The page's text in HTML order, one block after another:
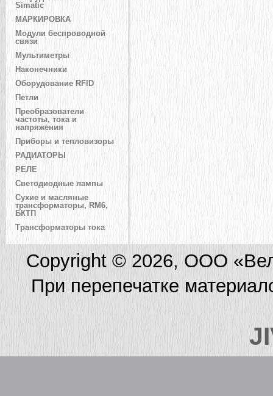
Simatic
МАРКИРОВКА
Модули беспроводной
связи
Мультиметры
Наконечники
Оборудование RFID
Петли
Преобразователи
частоты, тока и
напряжения
Приборы и тепловизоры
РАДИАТОРЫ
РЕЛЕ
Светодиодные лампы
Сухие и масляные
трансформаторы, RM6,
БКТП
Трансформаторы тока
Copyright © 2026, ООО
При перепечатке